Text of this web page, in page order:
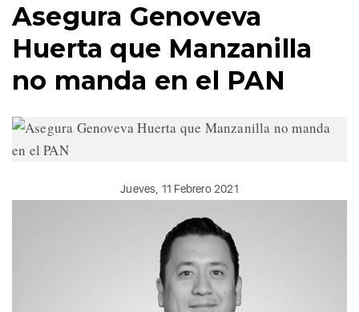
Asegura Genoveva
Huerta que Manzanilla
no manda en el PAN
Jueves, 11 Febrero 2021